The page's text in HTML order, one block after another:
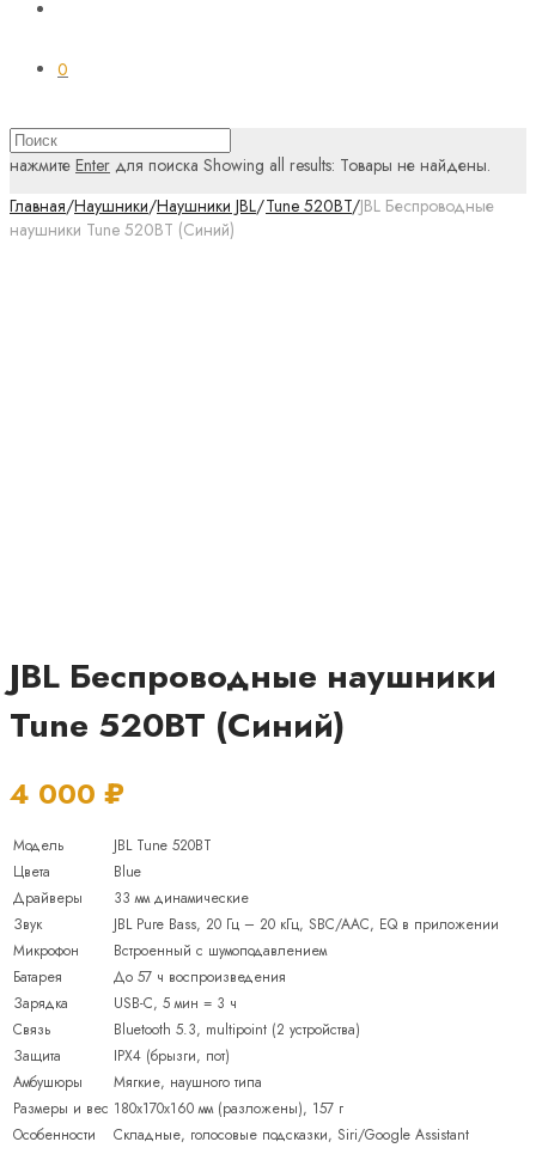
0
нажмите Enter для поиска Showing all results: Товары не найдены.
Главная/Наушники/Наушники JBL/Tune 520BT/JBL Беспроводные
наушники Tune 520BT (Синий)
JBL Беспроводные наушники
Tune 520BT (Синий)
4 000 ₽
Модель
JBL Tune 520BT
Цвета
Blue
Драйверы
33 мм динамические
Звук
JBL Pure Bass, 20 Гц – 20 кГц, SBC/AAC, EQ в приложении
Микрофон
Встроенный с шумоподавлением
Батарея
До 57 ч воспроизведения
Зарядка
USB-C, 5 мин = 3 ч
Связь
Bluetooth 5.3, multipoint (2 устройства)
Защита
IPX4 (брызги, пот)
Амбушюры
Мягкие, наушного типа
Размеры и вес 180x170x160 мм (разложены), 157 г
Особенности
Складные, голосовые подсказки, Siri/Google Assistant